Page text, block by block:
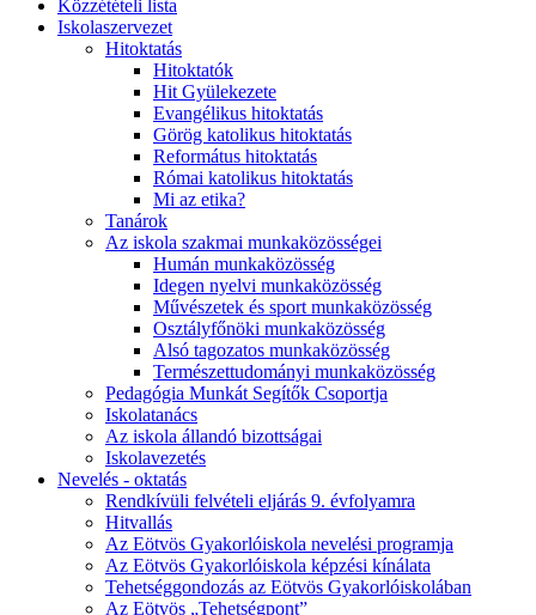
Közzétételi lista
Iskolaszervezet
Hitoktatás
Hitoktatók
Hit Gyülekezete
Evangélikus hitoktatás
Görög katolikus hitoktatás
Református hitoktatás
Római katolikus hitoktatás
Mi az etika?
Tanárok
Az iskola szakmai munkaközösségei
Humán munkaközösség
Idegen nyelvi munkaközösség
Művészetek és sport munkaközösség
Osztályfőnöki munkaközösség
Alsó tagozatos munkaközösség
Természettudományi munkaközösség
Pedagógia Munkát Segítők Csoportja
Iskolatanács
Az iskola állandó bizottságai
Iskolavezetés
Nevelés - oktatás
Rendkívüli felvételi eljárás 9. évfolyamra
Hitvallás
Az Eötvös Gyakorlóiskola nevelési programja
Az Eötvös Gyakorlóiskola képzési kínálata
Tehetséggondozás az Eötvös Gyakorlóiskolában
Az Eötvös „Tehetségpont”